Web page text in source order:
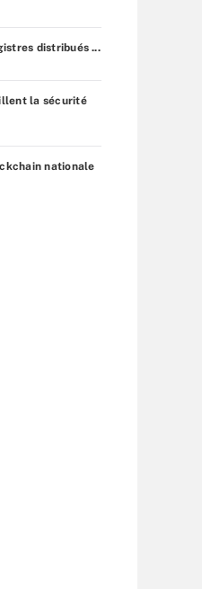
distribués ...
la sécurité
nationale